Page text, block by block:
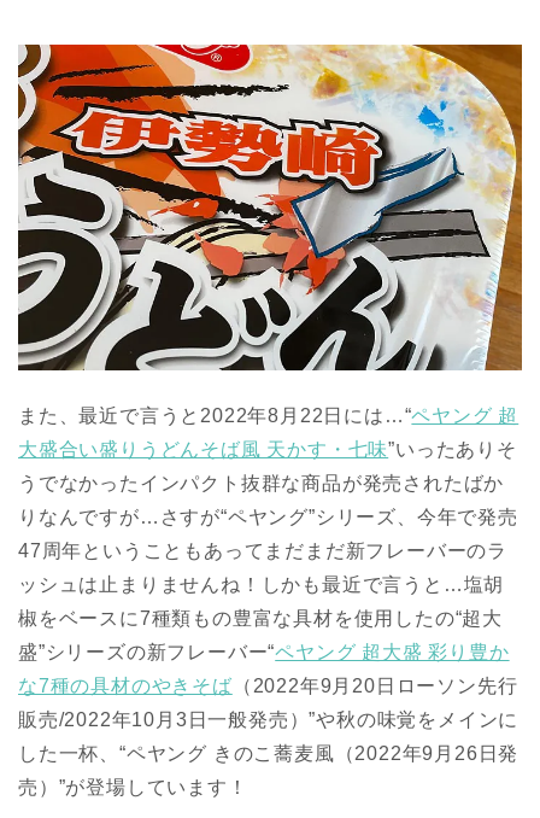
また、最近で言うと2022年8月22日には…“ペヤング 超
大盛合い盛りうどんそば風 天かす・七味”いったありそ
うでなかったインパクト抜群な商品が発売されたばか
りなんですが…さすが“ペヤング”シリーズ、今年で発売
47周年ということもあってまだまだ新フレーバーのラ
ッシュは止まりませんね！しかも最近で言うと…塩胡
椒をベースに7種類もの豊富な具材を使用したの“超大
盛”シリーズの新フレーバー“ペヤング 超大盛 彩り豊か
な7種の具材のやきそば （2022年9月20日ローソン先行
販売/2022年10月3日一般発売）”や秋の味覚をメインに
した一杯、“ペヤング きのこ蕎麦風（2022年9月26日発
売）”が登場しています！